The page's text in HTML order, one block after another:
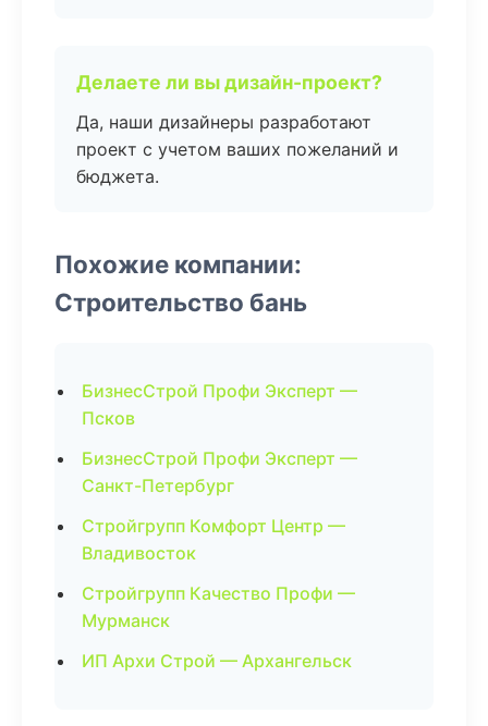
Делаете ли вы дизайн-проект?
Да, наши дизайнеры разработают
проект с учетом ваших пожеланий и
бюджета.
Похожие компании:
Строительство бань
БизнесСтрой Профи Эксперт —
Псков
БизнесСтрой Профи Эксперт —
Санкт-Петербург
Стройгрупп Комфорт Центр —
Владивосток
Стройгрупп Качество Профи —
Мурманск
ИП Архи Строй — Архангельск